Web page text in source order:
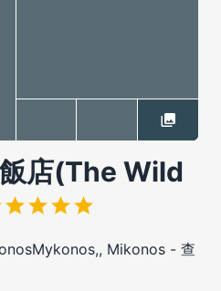
店(The Wild
Mikonos - 查